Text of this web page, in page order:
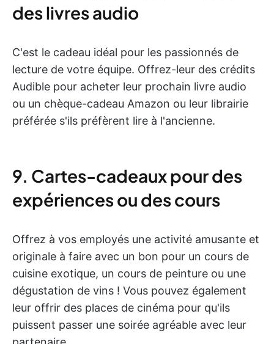
des livres audio
C'est le cadeau idéal pour les passionnés de
lecture de votre équipe. Offrez-leur des crédits
Audible pour acheter leur prochain livre audio
ou un chèque-cadeau Amazon ou leur librairie
préférée s'ils préfèrent lire à l'ancienne.
9. Cartes-cadeaux pour des
expériences ou des cours
Offrez à vos employés une activité amusante et
originale à faire avec un bon pour un cours de
cuisine exotique, un cours de peinture ou une
dégustation de vins ! Vous pouvez également
leur offrir des places de cinéma pour qu'ils
puissent passer une soirée agréable avec leur